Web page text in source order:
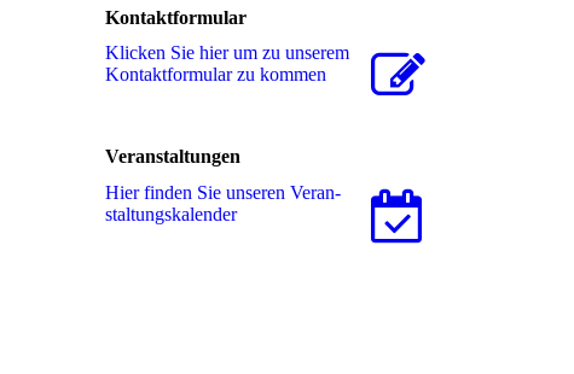
Kontaktformular
Klicken Sie hier um zu unserem
Kon­takt­for­mu­lar zu kommen
Veranstaltungen
Hier finden Sie unseren Ver­an­
stal­tungs­ka­len­der